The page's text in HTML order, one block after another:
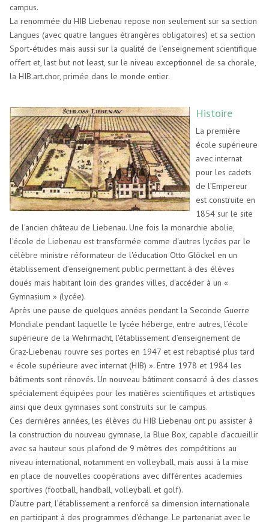
campus.
La renommée du HIB Liebenau repose non seulement sur sa section
Langues (avec quatre langues étrangères obligatoires) et sa section
Sport-études mais aussi sur la qualité de l’enseignement scientifique
offert et, last but not least, sur le niveau exceptionnel de sa chorale,
la HIB.art.chor, primée dans le monde entier.
Histoire
La première
école supérieure
avec internat
pour les cadets
de l’Empereur
est construite en
1854 sur le site
de l'ancien château de Liebenau. Une fois la monarchie abolie,
l'école de Liebenau est transformée comme d'autres lycées par le
célèbre ministre réformateur de l'éducation Otto Glöckel en un
établissement d’enseignement public permettant à des élèves
doués mais habitant loin des grandes villes, d'accéder à un «
Gymnasium » (lycée).
Après une pause de quelques années pendant la Seconde Guerre
Mondiale pendant laquelle le lycée héberge, entre autres, l’école
supérieure de la Wehrmacht, l'établissement d’enseignement de
Graz-Liebenau rouvre ses portes en 1947 et est rebaptisé plus tard
« école supérieure avec internat (HIB) ». Entre 1978 et 1984 les
bâtiments sont rénovés. Un nouveau bâtiment consacré à des classes
spécialement équipées pour les matières scientifiques et artistiques
ainsi que deux gymnases sont construits sur le campus.
Ces dernières années, les élèves du HIB Liebenau ont pu assister à
la construction du nouveau gymnase, la Blue Box, capable d’accueillir
avec sa hauteur sous plafond de 9 mètres des compétitions au
niveau international, notamment en volleyball, mais aussi à la mise
en place de nouvelles coopérations avec différentes academies
sportives (football, handball, volleyball et golf).
D’autre part, l’établissement a renforcé sa dimension internationale
en participant à des programmes d'échange. Le partenariat avec le